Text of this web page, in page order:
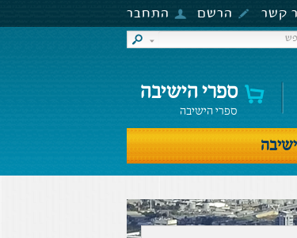
קשר הרשם התחבר
ספרי הישיבה
ספרי הישיבה